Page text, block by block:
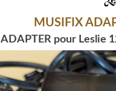
MUSIFIX
ADAPTER pour Leslie